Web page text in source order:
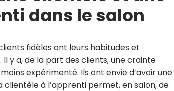
dans le salon
fidèles ont leurs habitudes et
y a, de la part des clients, une crainte
expérimenté. Ils ont envie d’avoir une
à l’apprenti permet, en salon, de